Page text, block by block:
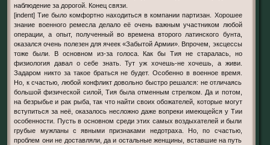
наблюдение за дорогой. Конец связи.
[indent] Тие было комфортно находиться в компании партизан. Хорошее
знание военного ремесла делало её очень важным участником любой
операции, а опыт, полученный во времена второго латинского бунта,
оказался очень полезен для ячеек «Забытой Армии». Впрочем, эксцессы
тоже были. В основном из-за голоса. Как бы Тия не старалась, но
физиология давал о себе знать. Тут уж хочешь-не хочешь, а живи.
Задаром никто за такое браться не будет. Особенно в военное время.
Но, к счастью, любой конфликт довольно быстро решался: не отличаясь
большой физической силой, Тия была отменным стрелком. Да и потом,
на безрыбье и рак рыба, так что найти своих обожателей, которые могут
вступиться за неё, оказалось несложно даже вопреки имеющейся у Тии
особенности. Пусть в основном среди этих самых воздыхателей и были
грубые мужланы с явными признаками недотраха. Но, по счастью,
проблем они не доставляли, да и остальные женщины, вставшие на путь